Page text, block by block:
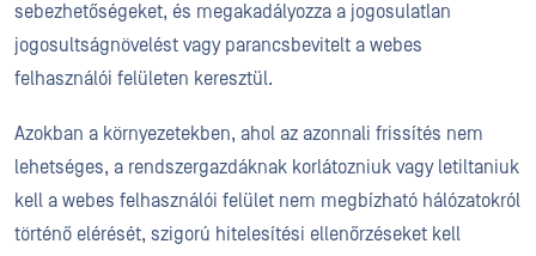
sebezhetőségeket, és megakadályozza a jogosulatlan
jogosultságnövelést vagy parancsbevitelt a webes
felhasználói felületen keresztül.
Azokban a környezetekben, ahol az azonnali frissítés nem
lehetséges, a rendszergazdáknak korlátozniuk vagy letiltaniuk
kell a webes felhasználói felület nem megbízható hálózatokról
történő elérését, szigorú hitelesítési ellenőrzéseket kell